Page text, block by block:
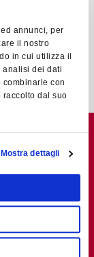
annunci, per
il nostro
in cui utilizza il
analisi dei dati
con
raccolto dal suo
Mostra dettagli
tuo indirizzo